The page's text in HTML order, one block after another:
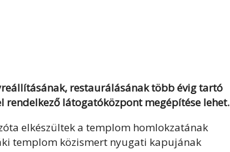
restaurálásának több évig tartó
rendelkező látogatóközpont megépítése lehet.
elkészültek a templom homlokzatának
templom közismert nyugati kapujának